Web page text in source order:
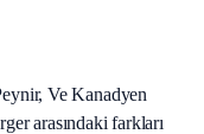
Ve Kanadyen
arasındaki farkları